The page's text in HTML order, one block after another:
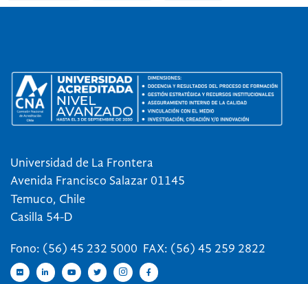
Universidad de La Frontera
Avenida Francisco Salazar 01145
Temuco, Chile
Casilla 54-D
Fono: (56) 45 232 5000 FAX: (56) 45 259 2822